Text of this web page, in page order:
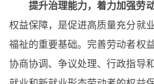
提升治理能力，着力加强劳
权益保障，是促进高质量充分就
福祉的重要基础。完善劳动者权
协商协调、争议处理、行政指导